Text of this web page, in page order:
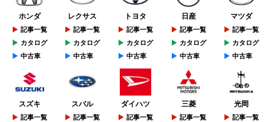
ホンダ
記事一覧
カタログ
中古車
レクサス
記事一覧
カタログ
中古車
トヨタ
記事一覧
カタログ
中古車
日産
記事一覧
カタログ
中古車
マツダ
記事一覧
カタログ
中古車
スズキ
記事一覧
スバル
記事一覧
ダイハツ
記事一覧
三菱
記事一覧
光岡
記事一覧